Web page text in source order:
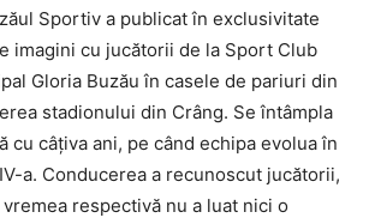
Sportiv a publicat în exclusivitate
imagini cu jucătorii de la Sport Club
Gloria Buzău în casele de pariuri din
stadionului din Crâng. Se întâmpla
cu câţiva ani, pe când echipa evolua în
a. Conducerea a recunoscut jucătorii,
respectivă nu a luat nici o